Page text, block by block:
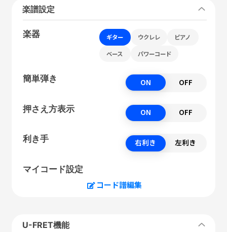
楽譜設定
楽器 ギター ウクレレ ピアノ
ベース パワーコード
簡単弾き ON OFF
押さえ方表示 ON OFF
利き手 右利き 左利き
マイコード設定
コード譜編集
U-FRET機能